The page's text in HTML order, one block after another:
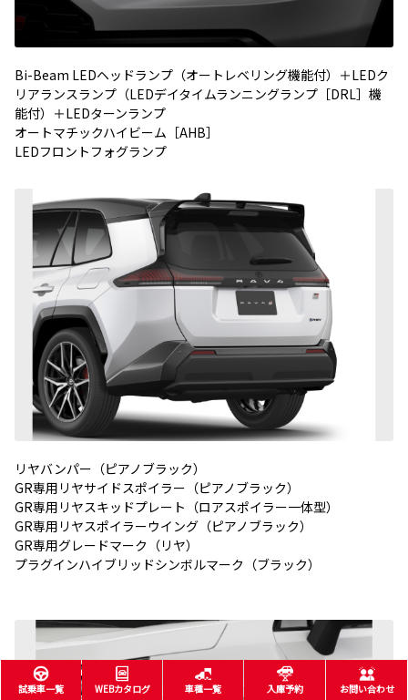
Bi-Beam LEDヘッドランプ（オートレベリング機能付）＋LEDク
リアランスランプ（LEDデイタイムランニングランプ［DRL］機
能付）＋LEDターンランプ
オートマチックハイビーム［AHB］
LEDフロントフォグランプ
リヤバンパー（ピアノブラック）
GR専用リヤサイドスポイラー（ピアノブラック）
GR専用リヤスキッドプレート（ロアスポイラー一体型）
GR専用リヤスポイラーウイング（ピアノブラック）
GR専用グレードマーク（リヤ）
プラグインハイブリッドシンボルマーク（ブラック）
試乗車一覧 WEBカタログ 車種一覧 入庫予約 お問い合わせ